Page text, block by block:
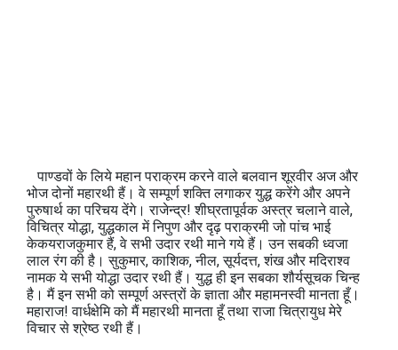
पाण्‍डवों के लिये महान पराक्रम करने वाले बलवान शूरवीर अज और
भोज दोनों महारथी हैं। वे सम्‍पूर्ण शक्ति लगाकर युद्ध करेंगे और अपने
पुरुषार्थ का परिचय देंगे। राजेन्‍द्र! शीघ्रतापूर्वक अस्‍त्र चलाने वाले,
विचित्र योद्धा, युद्धकाल में निपुण और दृढ़ पराक्रमी जो पांच भाई
केकयराजकुमार हैं, वे सभी उदार रथी माने गये हैं। उन सबकी ध्‍वजा
लाल रंग की है। सुकुमार, काशिक, नील, सूर्यदत्त‍, शंख और मदिराश्व
नामक ये सभी योद्धा उदार रथी हैं। युद्ध ही इन सबका शौर्यसूचक चिन्‍ह
है। मैं इन सभी को सम्‍पूर्ण अस्‍त्रों के ज्ञाता और महामनस्‍वी मानता हूँ।
महाराज! वार्धक्षेमि को मैं महारथी मानता हूँ तथा राजा चित्रायुध मेरे
विचार से श्रेष्‍ठ रथी हैं।